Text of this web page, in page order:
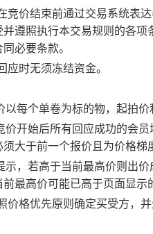
竞价结束前通过交易系统表
遵照执行本交易规则的各
必要条款。
应时无须冻结资金。
以每个单卷为标的物，起拍
价开始后所有回应成功的会
大于前一个报价且为价格
示，若高于当前最高价则出
最高价可能已高于页面显示
价格优先原则确定买受方，